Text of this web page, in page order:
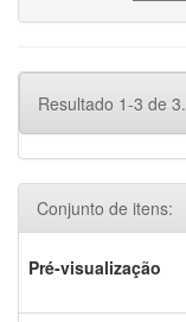
Resultado 1-3 de 3.
Conjunto de itens:
Pré-visualização